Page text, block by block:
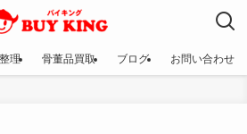
理 骨董品買取 ブログ お問い合わせ